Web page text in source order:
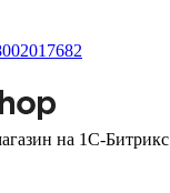
на 1С-Битрикс